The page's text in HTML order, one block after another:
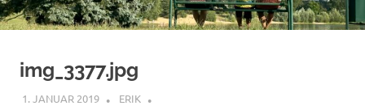
img_3377.jpg
1. JANUAR 2019 ERIK